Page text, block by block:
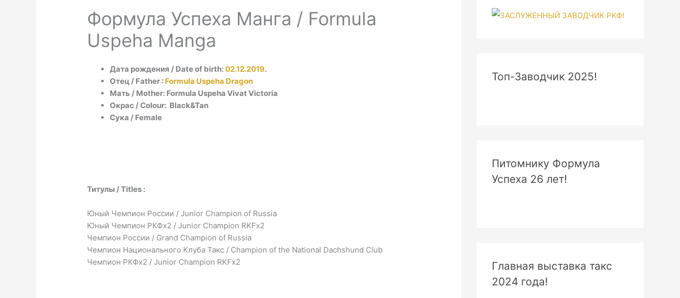
Формула Успеха Манга / Formula
Uspeha Mangа
Дата рождения / Date of birth:02.12.2019.
Отец / Father : Formula Uspeha Dragon
Мать / Mother: Formula Uspeha Vivat Victoria
Окрас / Colour: Black&Tan
Сука / Female
Титулы / Titles :
Юный Чемпион России / Junior Champion of Russia
Юный Чемпион РКФx2 / Junior Champion RKFx2
Чемпион России / Grand Champion of Russia
Чемпион Национального Клуба Такс / Champion of the National Dachshund Club
Чемпион РКФх2 / Junior Champion RKFх2
Топ-Заводчик 2025!
Питомнику Формула
Успеха 26 лет!
Главная выставка такс
2024 года!